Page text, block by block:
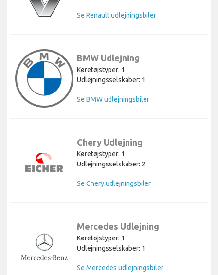
Se Renault udlejningsbiler
BMW Udlejning
Køretøjstyper: 1
Udlejningsselskaber: 1
Se BMW udlejningsbiler
Chery Udlejning
Køretøjstyper: 1
Udlejningsselskaber: 2
Se Chery udlejningsbiler
Mercedes Udlejning
Køretøjstyper: 1
Udlejningsselskaber: 1
Se Mercedes udlejningsbiler